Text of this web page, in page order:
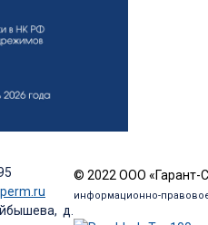
д.
© 2022 ООО «Гарант-
информационно-